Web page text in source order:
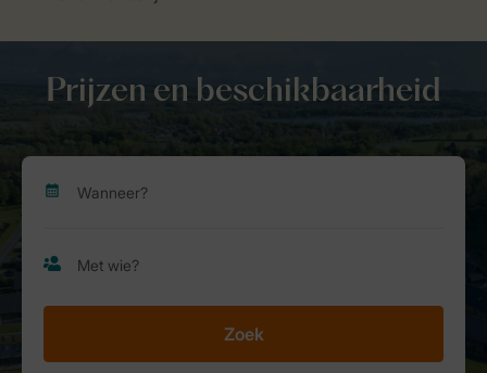
Prijzen en beschikbaarheid
Zoek